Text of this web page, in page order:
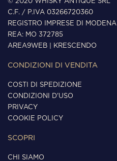
C.F. / P.IVA 03266720360
REGISTRO IMPRESE DI MODENA
REA: MO 372785
AREA9WEB
KRESCENDO
CONDIZIONI DI VENDITA
COSTI DI SPEDIZIONE
CONDIZIONI D'USO
PRIVACY
COOKIE POLICY
SCOPRI
CHI SIAMO